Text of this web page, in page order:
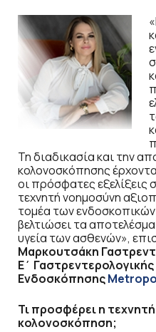
Τη διαδικασία και την
κολονοσκόπησης
οι πρόσφατες εξελίξεις
τεχνητή νοημοσύνη
τομέα των
βελτιώσει τα
υγεία των ασθενών»,
Μαρκουτσάκη
Ε΄
Ενδοσκόπησης
Τι προσφέρει η
κολονοσκόπηση;